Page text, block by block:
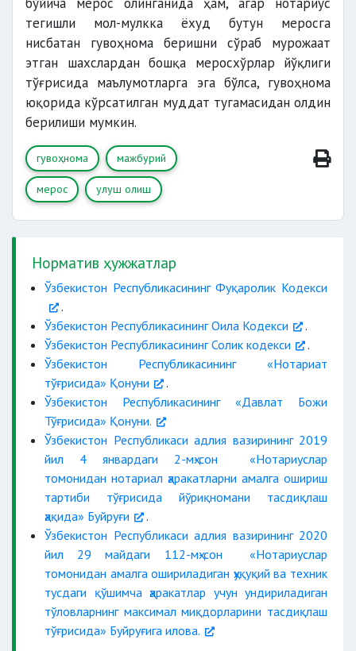
гувоҳномаси.
мерос очилган кунга келиб 55 ёшга
кирган аёллар, 60 ёшга кирган
тегишли мол-мулкка ёхуд бутун меросга
нисбатан гувоҳнома беришни сўраб мурожаат
этган шахслардан бошқа меросхўрлар йўқлиги
тўғрисида маълумотларга эга бўлса, гувоҳнома
юқорида кўрсатилган муддат тугамасидан олдин
берилиши мумкин.
гувоҳнома мажбурий
мерос улуш олиш
Норматив ҳужжатлар
Ўзбекистон Республикасининг Фуқаролик Кодекси
.
Ўзбекистон Республикасининг Оила Кодекси
.
Ўзбекистон Республикасининг Солик кодекси
.
Ўзбекистон Республикасининг «Нотариат
тўғрисида» Қонуни
.
Ўзбекистон Республикасининг «Давлат Божи
Тўғрисида» Қонуни.
Ўзбекистон Республикаси адлия вазирининг 2019
йил 4 январдаги 2-мҳ-сон «Нотариуслар
томонидан нотариал ҳаракатларни амалга ошириш
тартиби тўғрисида йўриқномани тасдиқлаш
ҳақида» Буйруғи
.
Ўзбекистон Республикаси адлия вазирининг 2020
йил 29 майдаги 112-мҳ-сон «Нотариуслар
томонидан амалга ошириладиган ҳуқуқий ва техник
тусдаги қўшимча ҳаракатлар учун ундириладиган
тўловларнинг максимал миқдорларини тасдиқлаш
тўғрисида» Буйруғига илова.